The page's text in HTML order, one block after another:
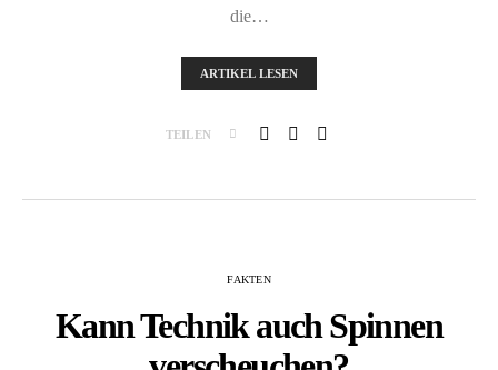
die…
ARTIKEL LESEN
TEILEN
FAKTEN
Kann Technik auch Spinnen